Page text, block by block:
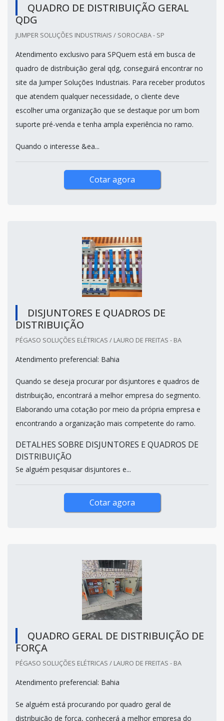
QUADRO DE DISTRIBUIÇÃO GERAL
QDG
JUMPER SOLUÇÕES INDUSTRIAIS / SOROCABA - SP
Atendimento exclusivo para SPQuem está em busca de
quadro de distribuição geral qdg, conseguirá encontrar no
site da Jumper Soluções Industriais. Para receber produtos
que atendem qualquer necessidade, o cliente deve
escolher uma organização que se destaque por um bom
suporte pré-venda e tenha ampla experiência no ramo.
Quando o interesse &ea...
Cotar agora
DISJUNTORES E QUADROS DE
DISTRIBUIÇÃO
PÉGASO SOLUÇÕES ELÉTRICAS / LAURO DE FREITAS - BA
Atendimento preferencial: Bahia
Quando se deseja procurar por disjuntores e quadros de
distribuição, encontrará a melhor empresa do segmento.
Elaborando uma cotação por meio da própria empresa e
encontrando a organização mais competente do ramo.
DETALHES SOBRE DISJUNTORES E QUADROS DE
DISTRIBUIÇÃO
Se alguém pesquisar disjuntores e...
Cotar agora
QUADRO GERAL DE DISTRIBUIÇÃO DE
FORÇA
PÉGASO SOLUÇÕES ELÉTRICAS / LAURO DE FREITAS - BA
Atendimento preferencial: Bahia
Se alguém está procurando por quadro geral de
distribuição de força, conhecerá a melhor empresa do